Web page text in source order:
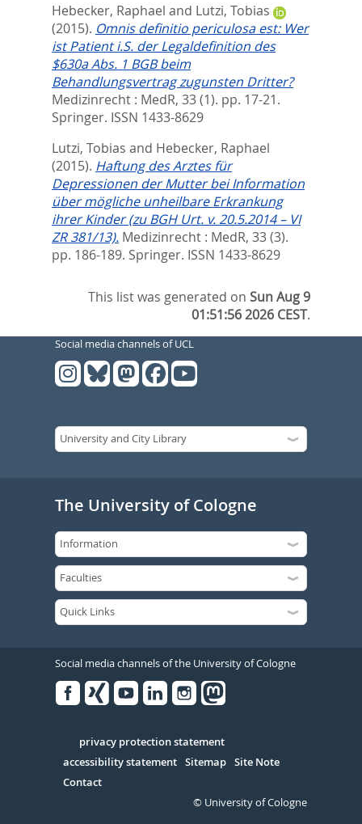
Hebecker, Raphael and Lutzi, Tobias
(2015). Omnis definitio periculosa est: Wer
ist Patient i.S. der Legaldefinition des
$630a Abs. 1 BGB beim
Behandlungsvertrag zugunsten Dritter?
Medizinrecht : MedR, 33 (1). pp. 17-21.
Springer. ISSN 1433-8629
Lutzi, Tobias and Hebecker, Raphael
(2015). Haftung des Arztes für
Depressionen der Mutter bei Information
über mögliche unheilbare Erkrankung
ihrer Kinder (zu BGH Urt. v. 20.5.2014 – VI
ZR 381/13). Medizinrecht : MedR, 33 (3).
pp. 186-189. Springer. ISSN 1433-8629
This list was generated onSun Aug 9
01:51:56 2026 CEST.
Social media channels of UCL
The University of Cologne
Social media channels of the University of Cologne
Serivce
privacy protection statement
accessibility statement Sitemap Site Note
Contact
© University of Cologne